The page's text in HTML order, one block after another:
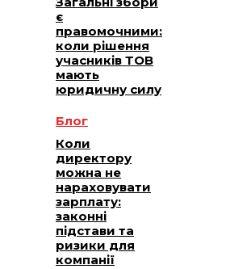
є
правомочними:
коли рішення
учасників ТОВ
мають
юридичну силу
Блог
Коли
директору
можна не
нараховувати
зарплату:
законні
підстави та
ризики для
компанії